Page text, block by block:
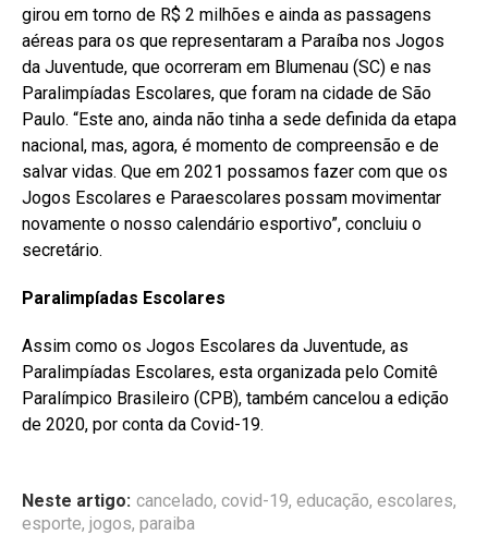
girou em torno de R$ 2 milhões e ainda as passagens
aéreas para os que representaram a Paraíba nos Jogos
da Juventude, que ocorreram em Blumenau (SC) e nas
Paralimpíadas Escolares, que foram na cidade de São
Paulo. “Este ano, ainda não tinha a sede definida da etapa
nacional, mas, agora, é momento de compreensão e de
salvar vidas. Que em 2021 possamos fazer com que os
Jogos Escolares e Paraescolares possam movimentar
novamente o nosso calendário esportivo”, concluiu o
secretário.
Paralimpíadas Escolares
Assim como os Jogos Escolares da Juventude, as
Paralimpíadas Escolares, esta organizada pelo Comitê
Paralímpico Brasileiro (CPB), também cancelou a edição
de 2020, por conta da Covid-19.
Neste artigo: cancelado, covid-19, educação, escolares,
esporte, jogos, paraiba